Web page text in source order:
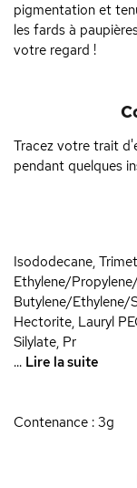
pigmentation et
les fards à
votre regard !
Tracez votre trait
pendant quelques
Isododecane,
Ethylene/
Butylene/Ethylene/
Hectorite, Lauryl
Silylate, Pr
... Lire la suite
Contenance : 3g